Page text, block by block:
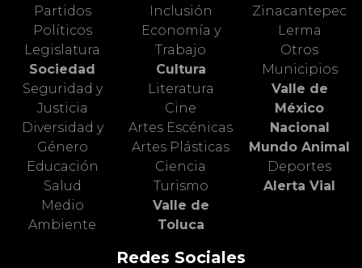
Partidos
Políticos
Legislatura
Sociedad
Seguridad y
Justicia
Diversidad y
Género
Educación
Salud
Medio
Ambiente
Inclusión
Economía y
Trabajo
Cultura
Literatura
Cine
Artes Escénicas
Artes Plásticas
Ciencia
Turismo
Valle de
Toluca
Zinacantepec
Lerma
Otros
Municipios
Valle de
México
Nacional
Mundo Animal
Deportes
Alerta Vial
Redes Sociales